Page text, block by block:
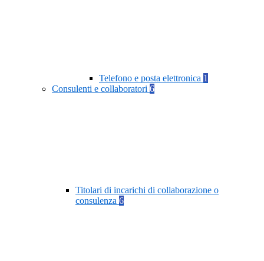
Telefono e posta elettronica 1
Consulenti e collaboratori 6
Titolari di incarichi di collaborazione o
consulenza 6